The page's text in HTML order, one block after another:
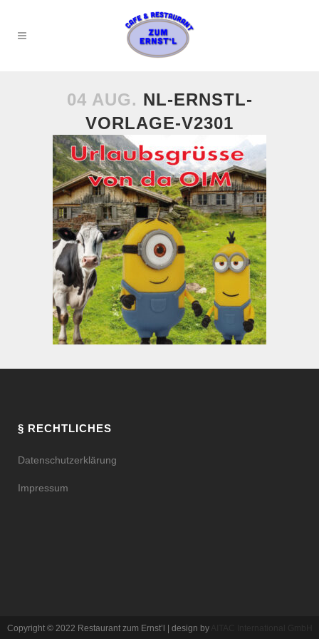
04 AUG. NL-ERNSTL-
VORLAGE-V2301
§ RECHTLICHES
Datenschutzerklärung
Impressum
Copyright © 2022 Restaurant zum Ernst’l | design by